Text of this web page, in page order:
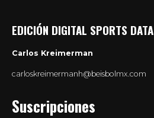
EDICIÓN DIGITAL SPORTS DATA
Carlos Kreimerman
carloskreimermanh@beisbolmx.com
Suscripciones